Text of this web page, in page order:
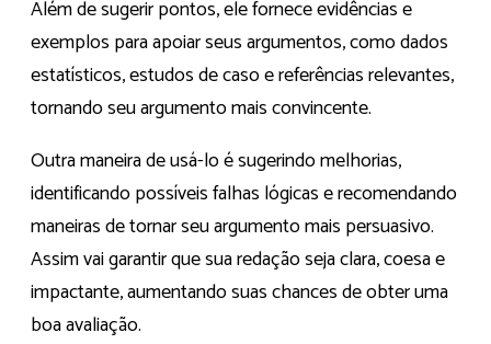
Além de sugerir pontos, ele fornece evidências e
exemplos para apoiar seus argumentos, como dados
estatísticos, estudos de caso e referências relevantes,
tornando seu argumento mais convincente.
Outra maneira de usá-lo é sugerindo melhorias,
identificando possíveis falhas lógicas e recomendando
maneiras de tornar seu argumento mais persuasivo.
Assim vai garantir que sua redação seja clara, coesa e
impactante, aumentando suas chances de obter uma
boa avaliação.